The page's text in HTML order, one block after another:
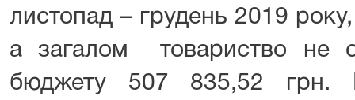
листопад – грудень 2019
а загалом товариство не
бюджету 507 835,52 грн.